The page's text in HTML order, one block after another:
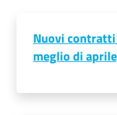
l'Impresa
Nuovi contratti
meglio di